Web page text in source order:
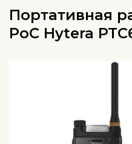
Портативная
PoC Hytera